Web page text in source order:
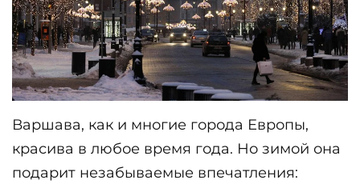
Варшава, как и многие города Европы,
красива в любое время года. Но зимой она
подарит незабываемые впечатления: